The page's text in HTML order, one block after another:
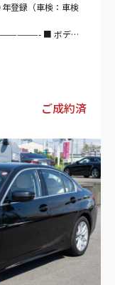
【保証
】 保証費
、販売店にご確認
。自社保証は遠方
店にての対応とな
登録（車検：車検
■ ボデ
■ 走行：
ターボ／２０００ｃ
■ 最高出力：
■ セダン／2WD
ー ■ 安全装備 ・パ
ィブクルーズコン
アシスト・障害物セ
ーテン・カメラ：サ
横滑り防止装置・ア
チックハイビーム ■
ー・カーナビ：
クサーバー・ミュー
ーダー ■ インテリア
電動シート・シー
ライト：LED・フ
ご成約済